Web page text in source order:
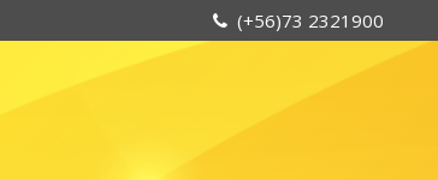
(+56)73 2321900